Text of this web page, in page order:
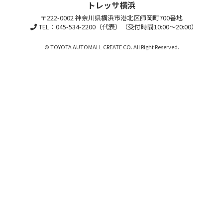
トレッサ横浜
〒222-0002 神奈川県横浜市港北区師岡町700番地
TEL：045-534-2200（代表）（受付時間10:00～20:00）
© TOYOTA AUTOMALL CREATE CO. All Right Reserved.